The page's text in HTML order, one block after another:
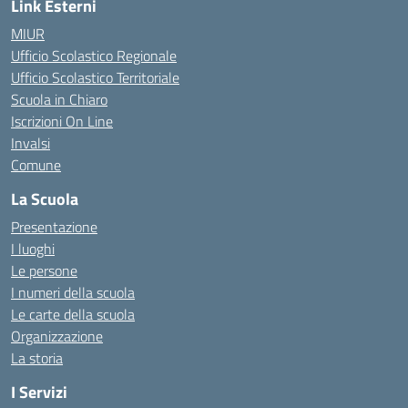
Link Esterni
MIUR
Ufficio Scolastico Regionale
Ufficio Scolastico Territoriale
Scuola in Chiaro
Iscrizioni On Line
Invalsi
Comune
La Scuola
Presentazione
I luoghi
Le persone
I numeri della scuola
Le carte della scuola
Organizzazione
La storia
I Servizi